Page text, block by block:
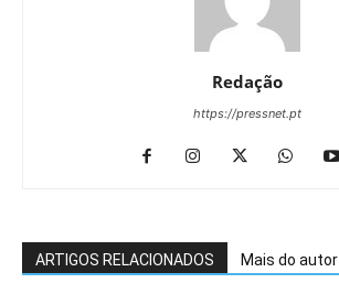
Redação
https://pressnet.pt
ARTIGOS RELACIONADOS Mais do autor